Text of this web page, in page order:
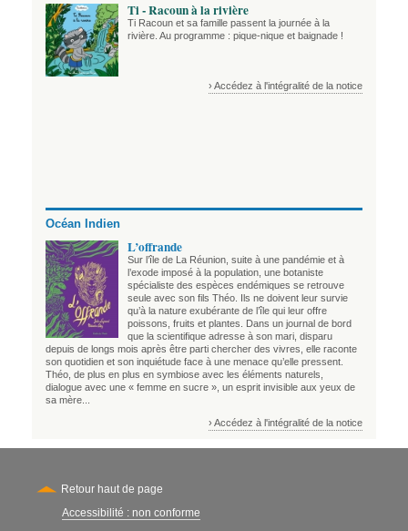
Ti - Racoun à la rivière
Ti Racoun et sa famille passent la journée à la
rivière. Au programme : pique-nique et baignade !
› Accédez à l'intégralité de la notice
Océan Indien
L’offrande
Sur l’île de La Réunion, suite à une pandémie et à
l’exode imposé à la population, une botaniste
spécialiste des espèces endémiques se retrouve
seule avec son fils Théo. Ils ne doivent leur survie
qu’à la nature exubérante de l’île qui leur offre
poissons, fruits et plantes. Dans un journal de bord
que la scientifique adresse à son mari, disparu
depuis de longs mois après être parti chercher des vivres, elle raconte
son quotidien et son inquiétude face à une menace qu’elle pressent.
Théo, de plus en plus en symbiose avec les éléments naturels,
dialogue avec une « femme en sucre », un esprit invisible aux yeux de
sa mère...
› Accédez à l'intégralité de la notice
Retour haut de page
Secondary
Accessibilité : non conforme